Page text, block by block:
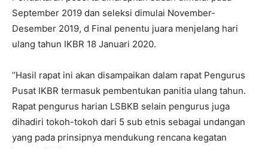
September 2019 dan seleksi dimulai November-
Desember 2019, d Final penentu juara menjelang hari
ulang tahun IKBR 18 Januari 2020.
’’Hasil rapat ini akan disampaikan dalam rapat Pengurus
Pusat IKBR termasuk pembentukan panitia ulang tahun.
Rapat pengurus harian LSBKB selain pengurus juga
dihadiri tokoh-tokoh dari 5 sub etnis sebagai undangan
yang pada prinsipnya mendukung rencana kegatan